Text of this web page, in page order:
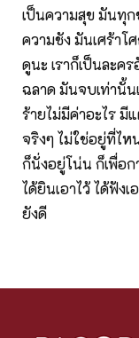
เป็นความสุข มันทุ
ความชัง มันเศร้าโ
ดูนะ เราก็เป็นละค
ฉลาด มันจบเท่านั้น
ร้ายไม่มีค่าอะไร
จริงๆ ไม่ใช่อยู่ที่ไ
ก็นั่งอยู่โน่น ก็เพื่อ
ได้ยินเอาไว้ ได้ฟัง
ยังดี